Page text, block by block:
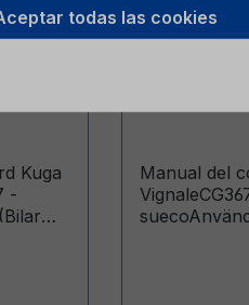
Kuga
-
Manual del
todas las cookies